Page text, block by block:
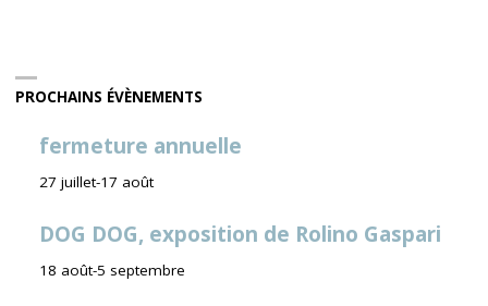
PROCHAINS ÉVÈNEMENTS
fermeture annuelle
27 juillet-17 août
DOG DOG, exposition de Rolino Gaspari
18 août-5 septembre